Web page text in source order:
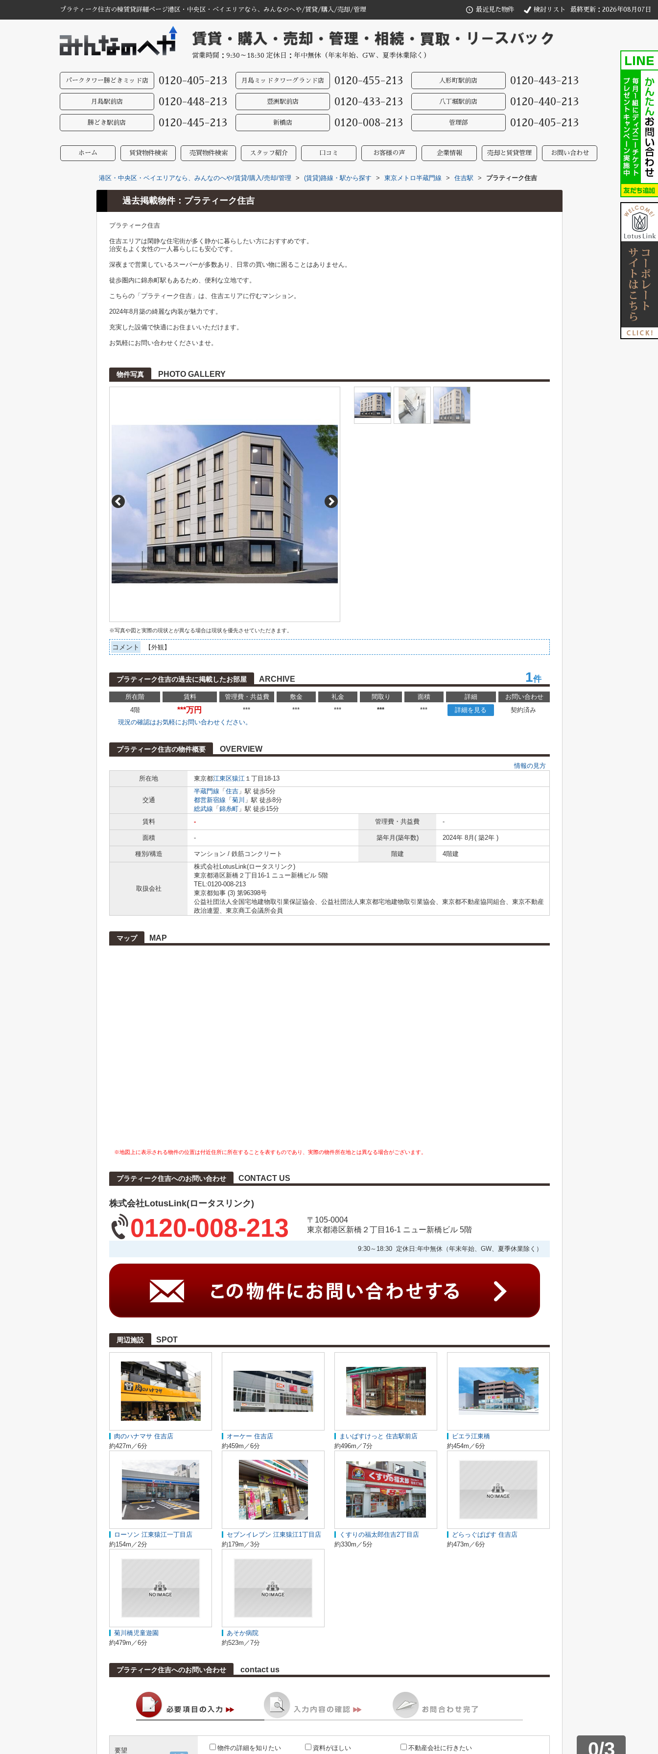
プラティーク住吉の棟賃貸詳細ページ港区・中央区・ベイエリアなら、みんなのへや/賃貸/購入/売却/管理 最近見た物件 検討リスト 最終更新：2026年08月07日
営業時間：9:30～18:30 定休日：年中無休（年末年始、GW、夏季休業除く）
パークタワー勝どきミッド店 0120-405-213 月島ミッドタワーグランド店 0120-455-213 人形町駅前店 0120-443-213
月島駅前店 0120-448-213 豊洲駅前店 0120-433-213 八丁堀駅前店 0120-440-213
勝どき駅前店 0120-445-213 新橋店 0120-008-213 管理部 0120-405-213
ホーム 賃貸物件検索 売買物件検索 スタッフ紹介 口コミ お客様の声 企業情報 売却と賃貸管理 お問い合わせ
港区・中央区・ベイエリアなら、みんなのへや/賃貸/購入/売却/管理 > (賃貸)路線・駅から探す > 東京メトロ半蔵門線 > 住吉駅 > プラティーク住吉
過去掲載物件：プラティーク住吉
プラティーク住吉
住吉エリアは閑静な住宅街が多く静かに暮らしたい方におすすめです。
治安もよく女性の一人暮らしにも安心です。
深夜まで営業しているスーパーが多数あり、日常の買い物に困ることはありません。
徒歩圏内に錦糸町駅もあるため、便利な立地です。
こちらの「プラティーク住吉」は、住吉エリアに佇むマンション。
2024年8月築の綺麗な内装が魅力です。
充実した設備で快適にお住まいいただけます。
お気軽にお問い合わせくださいませ。
物件写真 PHOTO GALLERY
※写真や図と実際の現状とが異なる場合は現状を優先させていただきます。
コメント 【外観】
プラティーク住吉の過去に掲載したお部屋 ARCHIVE 1件
所在階 賃料 管理費・共益費 敷金 礼金 間取り 面積 詳細
お問い合わせ
4階
***万円 *** *** *** *** *** 詳細を見る
契約済み
現況の確認はお気軽にお問い合わせください。
プラティーク住吉の物件概要 OVERVIEW
情報の見方
所在地
東京都江東区猿江 １丁目18-13
交通
半蔵門線 「 住吉 」駅 徒歩5分
都営新宿線 「 菊川 」駅 徒歩8分
総武線 「 錦糸町 」駅 徒歩15分
賃料
- 管理費・共益費 -
面積 - 築年月(築年数) 2024年 8月( 築2年 )
種別/構造 マンション / 鉄筋コンクリート 階建 4階建
取扱会社
株式会社LotusLink(ロータスリンク)
東京都港区新橋２丁目16-1 ニュー新橋ビル 5階
TEL:0120-008-213
東京都知事 (3) 第96398号
公益社団法人全国宅地建物取引業保証協会、公益社団法人東京都宅地建物取引業協会、東京都不動産協同組合、東京不動産
政治連盟、東京商工会議所会員
マップ MAP
※地図上に表示される物件の位置は付近住所に所在することを表すものであり、実際の物件所在地とは異なる場合がございます。
プラティーク住吉へのお問い合わせ CONTACT US
株式会社LotusLink(ロータスリンク)
0120-008-213
〒105-0004
東京都港区新橋２丁目16-1 ニュー新橋ビル 5階
9:30～18:30 定休日:年中無休（年末年始、GW、夏季休業除く）
周辺施設 SPOT
肉のハナマサ 住吉店
約427m／6分
オーケー 住吉店
約459m／6分
まいばすけっと 住吉駅前店
約496m／7分
ビエラ江東橋
約454m／6分
ローソン 江東猿江一丁目店
約154m／2分
セブンイレブン 江東猿江1丁目店
約179m／3分
くすりの福太郎住吉2丁目店
約330m／5分
どらっぐぱぱす 住吉店
約473m／6分
菊川橋児童遊園
約479m／6分
あそか病院
約523m／7分
プラティーク住吉へのお問い合わせ contact us
0/3
要望 物件の詳細を知りたい 資料がほしい 不動産会社に行きたい